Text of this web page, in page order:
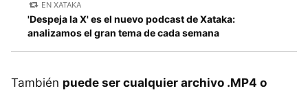
EN XATAKA
'Despeja la X' es el nuevo podcast de Xataka:
analizamos el gran tema de cada semana
También puede ser cualquier archivo .MP4 o